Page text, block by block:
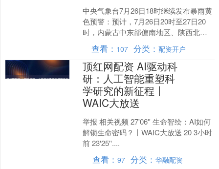
中央气象台7月26日18时继续发布暴雨黄
色预警：预计，7月26日20时至27日20
时，内蒙古中东部偏南地区、陕西北
部、山西北部、河北西部和北部、北京
西部和北部山....
查看： 107 分类：配资开户
顶红网配资 AI驱动科
研：人工智能重塑科
学研究的新征程丨
WAIC大放送
举报 相关视频 27'06'' 生命智绘：AI如何
解锁生命密码？丨WAIC大放送 20 3小时
前 23'25''....
查看：97 分类：华融配资